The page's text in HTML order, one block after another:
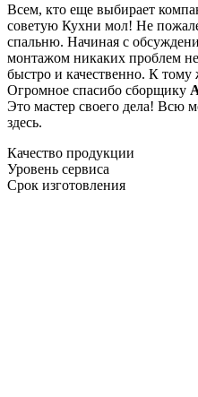
Всем, кто еще выбирает
советую Кухни мол! Не
спальню. Начиная с
монтажом никаких проблем
быстро и качественно. К
Огромное спасибо сборщику
Это мастер своего дела! Всю
здесь.
Качество продукции
Уровень сервиса
Срок изготовления